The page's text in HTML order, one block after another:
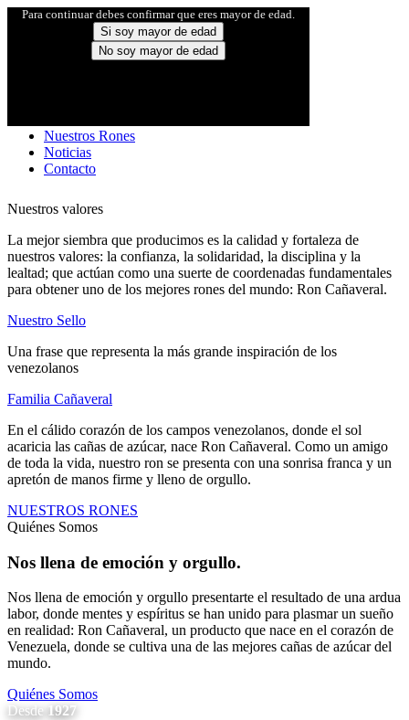
Para continuar debes confirmar que eres mayor de edad.
Si soy mayor de edad
No soy mayor de edad
Nuestros Rones
Noticias
Contacto
Nuestros valores
La mejor siembra que producimos es la calidad y fortaleza de
nuestros valores: la confianza, la solidaridad, la disciplina y la
lealtad; que actúan como una suerte de coordenadas fundamentales
para obtener uno de los mejores rones del mundo: Ron Cañaveral.
Nuestro Sello
Una frase que representa la más grande inspiración de los
venezolanos
Familia Cañaveral
En el cálido corazón de los campos venezolanos, donde el sol
acaricia las cañas de azúcar, nace Ron Cañaveral. Como un amigo
de toda la vida, nuestro ron se presenta con una sonrisa franca y un
apretón de manos firme y lleno de orgullo.
NUESTROS RONES
Quiénes Somos
Nos llena de emoción y orgullo.
Nos llena de emoción y orgullo presentarte el resultado de una ardua
labor, donde mentes y espíritus se han unido para plasmar un sueño
en realidad: Ron Cañaveral, un producto que nace en el corazón de
Venezuela, donde se cultiva una de las mejores cañas de azúcar del
mundo.
Quiénes Somos
Desde 1927